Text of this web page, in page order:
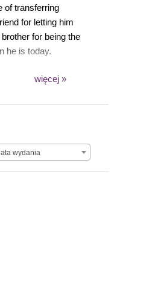
of transferring
for letting him
for being the
he is today.
więcej »
wydania
wydania